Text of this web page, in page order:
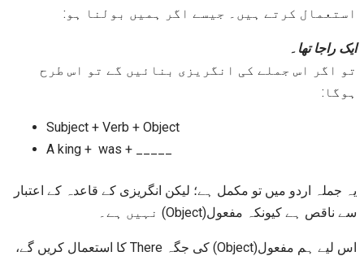
استعمال کرتے ہیں۔ جیسے اگر ہمیں بولنا ہو:
ایک راجا تھا۔
تو اگر اس جملے کی انگریزی بنائیں گے تو اس طرح
ہوگا:
Subject + Verb + Object
A king + was + _____
یہ جملہ اردو میں تو مکمل ہے؛ لیکن انگریزی کے قاعدہ کے اعتبار
سے ناقص ہے کیونکہ مفعول(Object) نہیں ہے۔
اس لیے ہم مفعول(Object) کی جگہ There کا استعمال کریں گے،